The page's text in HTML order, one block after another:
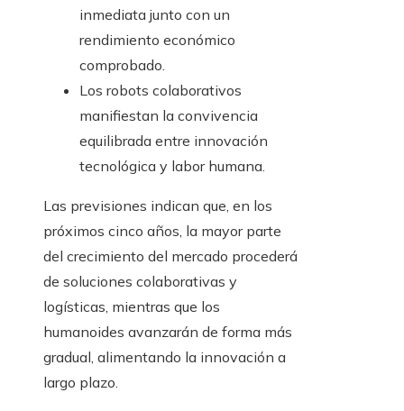
inmediata junto con un
rendimiento económico
comprobado.
Los robots colaborativos
manifiestan la convivencia
equilibrada entre innovación
tecnológica y labor humana.
Las previsiones indican que, en los
próximos cinco años, la mayor parte
del crecimiento del mercado procederá
de soluciones colaborativas y
logísticas, mientras que los
humanoides avanzarán de forma más
gradual, alimentando la innovación a
largo plazo.